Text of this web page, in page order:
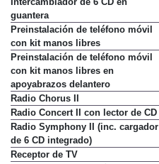
guantera
Preinstalación de teléfono móvil
con kit manos libres
Preinstalación de teléfono móvil
con kit manos libres en
apoyabrazos delantero
Radio Chorus II
Radio Concert II con lector de CD
Radio Symphony II (inc. cargador
de 6 CD integrado)
Receptor de TV